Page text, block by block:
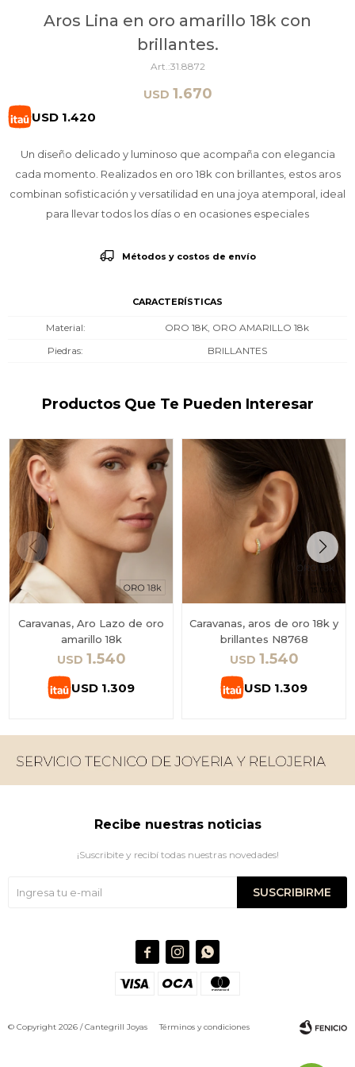
Aros Lina en oro amarillo 18k con
brillantes.
31.8872
USD 1.670
USD 1.420
Un diseño delicado y luminoso que acompaña con elegancia
cada momento. Realizados en oro 18k con brillantes, estos aros
combinan sofisticación y versatilidad en una joya atemporal, ideal
para llevar todos los días o en ocasiones especiales
Métodos y costos de envío
CARACTERÍSTICAS
Material
ORO 18K, ORO AMARILLO 18k
Piedras
BRILLANTES
Productos Que Te Pueden Interesar
Caravanas, Aro Lazo de oro
amarillo 18k
USD 1.540
USD 1.309
Caravanas, aros de oro 18k y
brillantes N8768
USD 1.540
USD 1.309
Recibe nuestras noticias
¡Suscribite y recibí todas nuestras novedades!
SUSCRIBIRME
  
© Copyright 2026 / Cantegrill JoyasTérminos y condiciones